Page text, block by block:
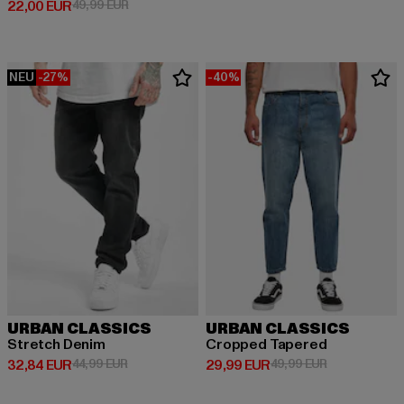
22,00 EUR
Derzeitiger Preis: 22,00 EUR
49,99 EURAktionspreis: 49,99 EUR
NEU -27%
URBAN CLASSICS
Stretch Denim
32,84 EUR
Derzeitiger Preis: 32,84 EUR
44,99 EURAktionspreis: 44,99 EUR
-40%
URBAN CLASSICS
Cropped Tapered
29,99 EUR
Derzeitiger Preis: 29,99 EUR
49,99 EURAktionspreis: